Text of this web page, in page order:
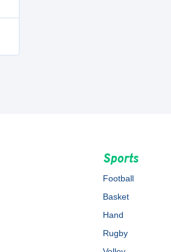
Sports
Football
Basket
Hand
Rugby